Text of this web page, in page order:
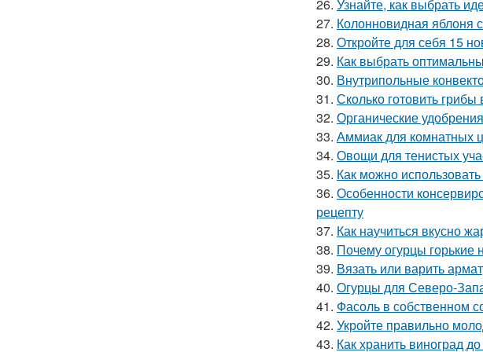
26. Узнайте, как выбрать
27. Колонновидная яблоня
28. Откройте для себя 15
29. Как выбрать
30. Внутрипольные
31. Сколько готовить
32. Органические
33. Аммиак для комнатных
34. Овощи для тенистых
35. Как можно
36. Особенности
рецепту
37. Как научиться вкусно
38. Почему огурцы горькие
39. Вязать или варить
40. Огурцы для Северо-
41. Фасоль в собственном
42. Укройте правильно
43. Как хранить виноград